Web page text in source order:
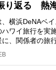
り返る 熱
横浜DeNAベ
ワイ旅行を実
、関係者の旅